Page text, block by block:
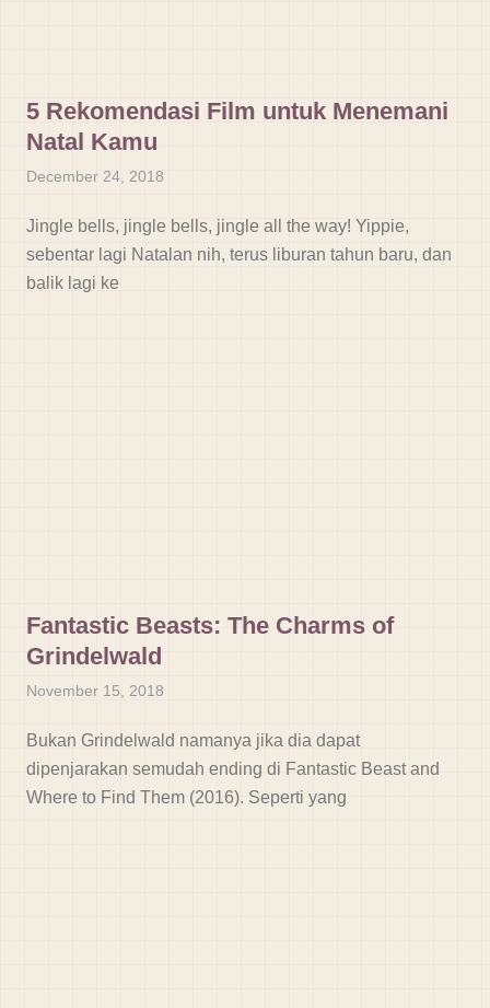
5 Rekomendasi Film untuk Menemani
Natal Kamu
December 24, 2018
Jingle bells, jingle bells, jingle all the way! Yippie,
sebentar lagi Natalan nih, terus liburan tahun baru, dan
balik lagi ke
Fantastic Beasts: The Charms of
Grindelwald
November 15, 2018
Bukan Grindelwald namanya jika dia dapat
dipenjarakan semudah ending di Fantastic Beast and
Where to Find Them (2016). Seperti yang